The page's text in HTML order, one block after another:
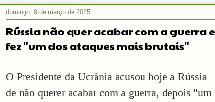
domingo, 9 de março de 2025
Rússia não quer acabar com a guerra e
fez "um dos ataques mais brutais"
O Presidente da Ucrânia acusou hoje a Rússia
de não querer acabar com a guerra, depois "um